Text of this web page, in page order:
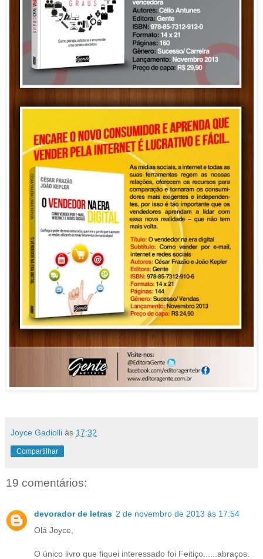
Joyce Gadiolli às 17:32
Compartilhar
19 comentários:
devorador de letras 2 de novembro de 2013 às 17:54
Olá Joyce,
O único livro que fiquei interessado foi Feitiço......abraços.